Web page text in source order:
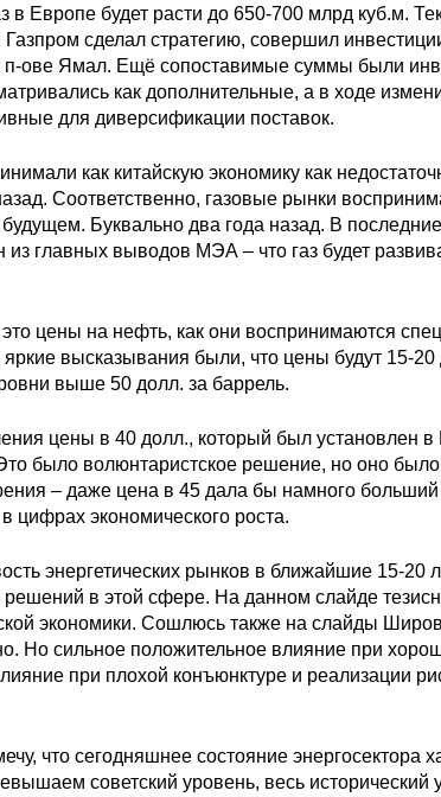
в Европе будет расти до 650-700 млрд куб.м.
сделал стратегию, совершил
ове Ямал. Ещё сопоставимые суммы были
как дополнительные, а в ходе
для диверсификации поставок.
как китайскую экономику как
Соответственно, газовые рынки
Буквально два года назад. В
из главных выводов МЭА – что газ будет
цены на нефть, как они воспринимаются
высказывания были, что цены будут 15-
выше 50 долл. за баррель.
цены в 40 долл., который был установлен в
было волюнтаристское решение, но оно
– даже цена в 45 дала бы намного больший
цифрах экономического роста.
энергетических рынков в ближайшие 15-20
в этой сфере. На данном слайде
экономики. Сошлюсь также на слайды
Но сильное положительное влияние при
при плохой конъюнктуре и реализации
что сегодняшнее состояние энергосектора
советский уровень, весь исторический